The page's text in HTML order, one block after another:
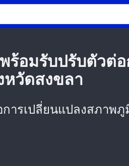
ร้อมรับปรับตัวต่อ
หวัดสงขลา
ารเปลี่ยนแปลงสภาพ